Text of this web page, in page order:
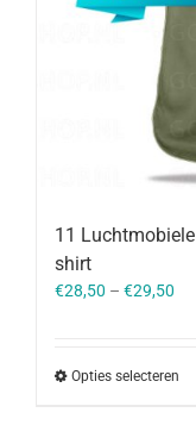
11
shirt
€28,50 – €29,50
Opties selecteren